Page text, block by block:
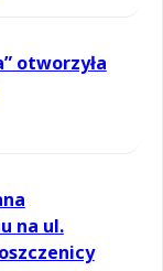
otworzyła
na ul.